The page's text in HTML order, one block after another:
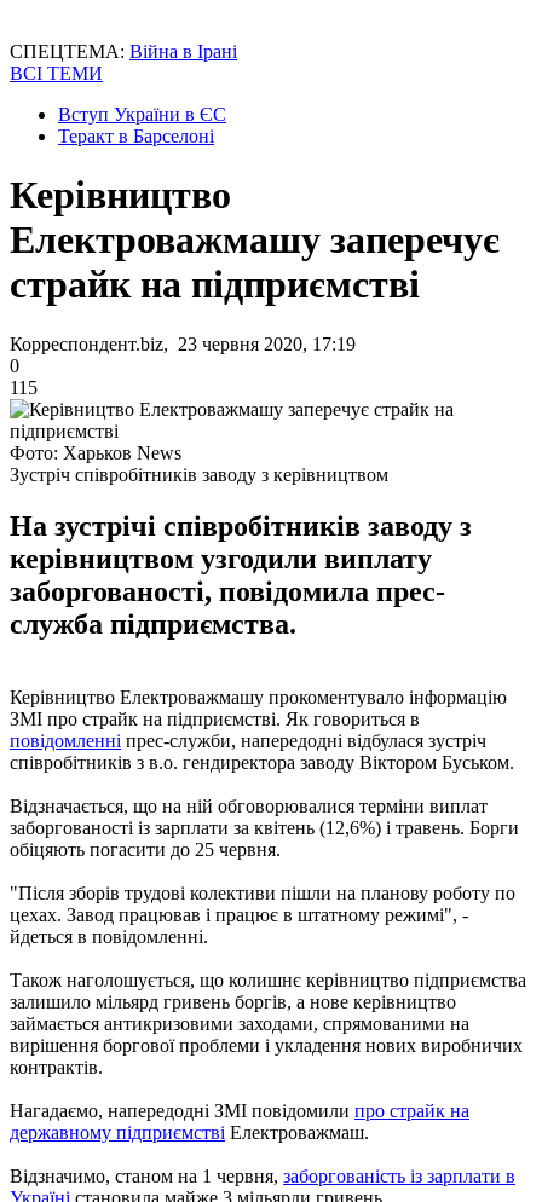
СПЕЦТЕМА: Війна в Ірані
ВСІ ТЕМИ
Вступ України в ЄС
Теракт в Барселоні
Керівництво
Електроважмашу заперечує
страйк на підприємстві
Корреспондент.biz, 23 червня 2020, 17:19
0
115
Фото: Харьков News
Зустріч співробітників заводу з керівництвом
На зустрічі співробітників заводу з
керівництвом узгодили виплату
заборгованості, повідомила прес-
служба підприємства.
Керівництво Електроважмашу прокоментувало інформацію
ЗМІ про страйк на підприємстві. Як говориться в
повідомленні прес-служби, напередодні відбулася зустріч
співробітників з в.о. гендиректора заводу Віктором Буськом.
Відзначається, що на ній обговорювалися терміни виплат
заборгованості із зарплати за квітень (12,6%) і травень. Борги
обіцяють погасити до 25 червня.
"Після зборів трудові колективи пішли на планову роботу по
цехах. Завод працював і працює в штатному режимі", -
йдеться в повідомленні.
Також наголошується, що колишнє керівництво підприємства
залишило мільярд гривень боргів, а нове керівництво
займається антикризовими заходами, спрямованими на
вирішення боргової проблеми і укладення нових виробничих
контрактів.
Нагадаємо, напередодні ЗМІ повідомили про страйк на
державному підприємстві Електроважмаш.
Відзначимо, станом на 1 червня, заборгованість із зарплати в
Україні становила майже 3 мільярди гривень.